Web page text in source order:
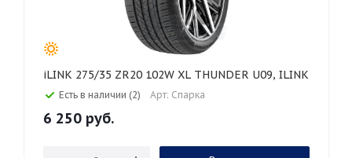
iLINK 275/35 ZR20 102W XL THUNDER U09, ILINK
Есть в наличии (2) Арт: Спарка
6 250 руб.